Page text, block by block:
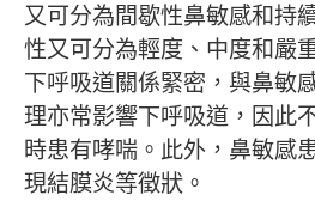
又可分為間歇性鼻敏感和持
性又可分為輕度、中度和嚴
下呼吸道關係緊密，與鼻敏
理亦常影響下呼吸道，因此
時患有哮喘。此外，鼻敏感
現結膜炎等徵狀。